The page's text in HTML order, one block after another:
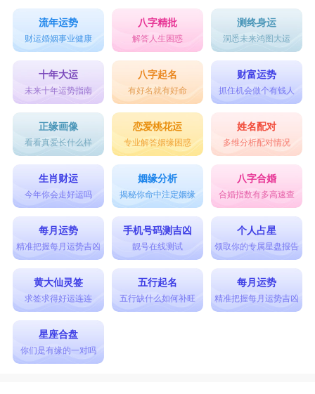
流年运势
财运婚姻事业健康
八字精批
解答人生困惑
测终身运
洞悉未来鸿图大运
十年大运
未来十年运势指南
八字起名
有好名就有好命
财富运势
抓住机会做个有钱人
正缘画像
看看真爱长什么样
恋爱桃花运
专业解答姻缘困惑
姓名配对
多维分析配对情况
生肖财运
今年你会走好运吗
姻缘分析
揭秘你命中注定姻缘
八字合婚
合婚指数有多高速查
每月运势
精准把握每月运势吉凶
手机号码测吉凶
靓号在线测试
个人占星
领取你的专属星盘报告
黄大仙灵签
求签求得好运连连
五行起名
五行缺什么如何补旺
每月运势
精准把握每月运势吉凶
星座合盘
你们是有缘的一对吗